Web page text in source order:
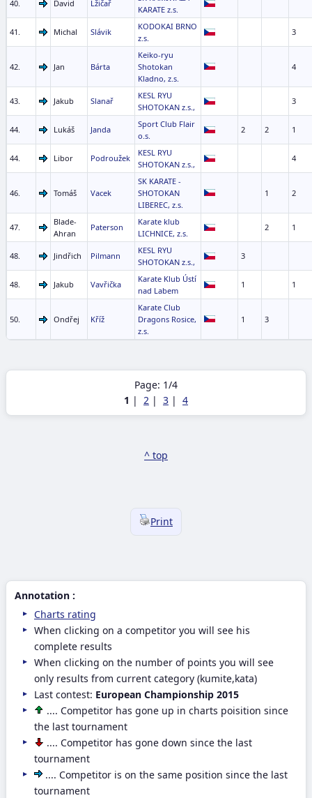
40. David Lžičař
KARATE z.s.
41. Michal Slávik
KODOKAI BRNO
z.s.
3
42. Jan Bárta
Keiko-ryu
Shotokan
Kladno, z.s.
4
43. Jakub Slanař
KESL RYU
SHOTOKAN z.s.,
3
44. Lukáš Janda
Sport Club Flair
o.s.
2 2 1
44. Libor Podroužek
KESL RYU
SHOTOKAN z.s.,
4
46. Tomáš Vacek
SK KARATE -
SHOTOKAN
LIBEREC, z.s.
1 2
47.
Blade-
Ahran
Paterson
Karate klub
LICHNICE, z.s.
2 1
48. Jindřich Pilmann
KESL RYU
SHOTOKAN z.s.,
3
48. Jakub Vavřička
Karate Klub Ústí
nad Labem
1 1
50. Ondřej Kříž
Karate Club
Dragons Rosice,
z.s.
1 3
Page: 1/4
1 | 2 | 3 | 4
^ top
Print
Annotation :
Charts rating
When clicking on a competitor you will see his
complete results
When clicking on the number of points you will see
only results from current category (kumite,kata)
Last contest: European Championship 2015
.... Competitor has gone up in charts poisition since
the last tournament
.... Competitor has gone down since the last
tournament
.... Competitor is on the same position since the last
tournament